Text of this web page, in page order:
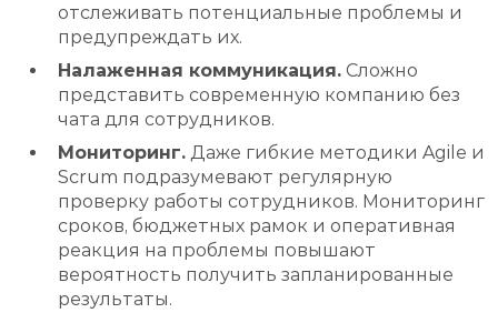
отслеживать потенциальные проблемы и
предупреждать их.
Налаженная коммуникация. Сложно
представить современную компанию без
чата для сотрудников.
Мониторинг. Даже гибкие методики Agile и
Scrum подразумевают регулярную
проверку работы сотрудников. Мониторинг
сроков, бюджетных рамок и оперативная
реакция на проблемы повышают
вероятность получить запланированные
результаты.